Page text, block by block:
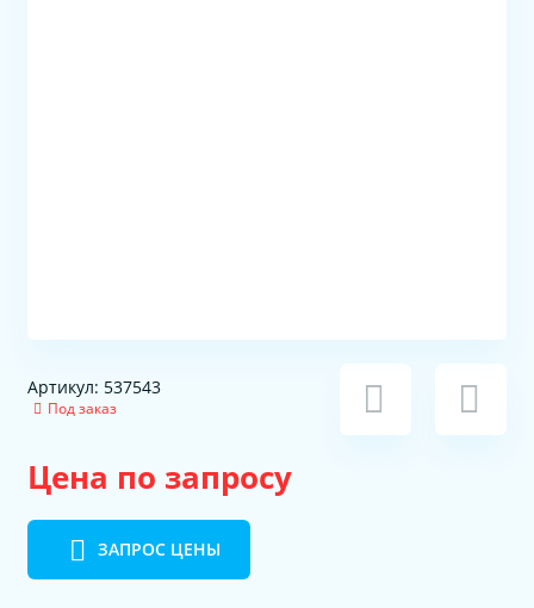
Артикул: 537543
Под заказ
Цена по запросу
ЗАПРОС ЦЕНЫ